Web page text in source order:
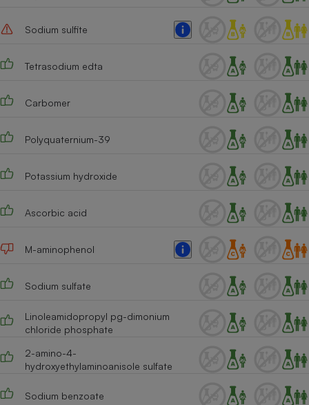
Sodium sulfite
Tetrasodium edta
Carbomer
Polyquaternium-39
Potassium hydroxide
Ascorbic acid
M-aminophenol
Sodium sulfate
Linoleamidopropyl pg-dimonium
chloride phosphate
2-amino-4-
hydroxyethylaminoanisole sulfate
Sodium benzoate